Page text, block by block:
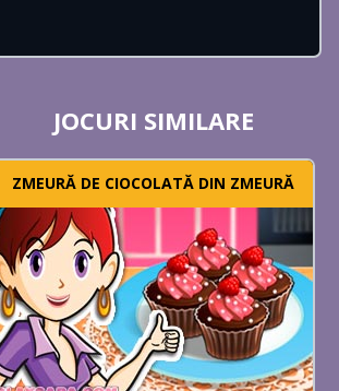
JOCURI SIMILARE
ZMEURĂ DE CIOCOLATĂ DIN ZMEURĂ